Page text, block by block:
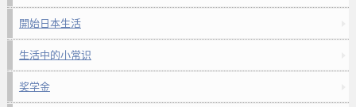
開始日本生活
生活中的小常识
奖学金